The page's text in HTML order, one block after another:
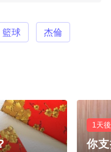
籃球 杰倫
1天
你